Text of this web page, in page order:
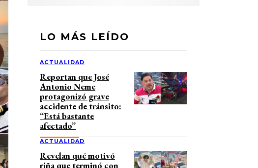
LO MÁS LEÍDO
ACTUALIDAD
Reportan que José
Antonio Neme
protagonizó grave
accidente de tránsito:
“Está bastante
afectado”
ACTUALIDAD
Revelan qué motivó
riña que terminó con